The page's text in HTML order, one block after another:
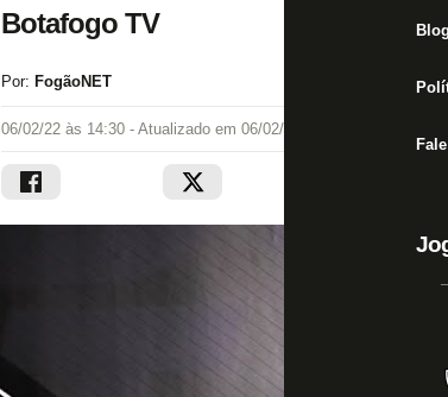
Botafogo TV
Por: FogãoNET
06/02/22 às 14:30 - Atualizado em 06/02/22 às 14:45